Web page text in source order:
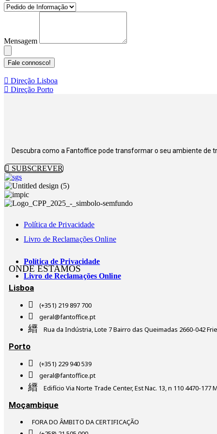
Mensagem
Fale connosco!
Direção Lisboa
Direção Porto
Descubra como a Fantoffice pode transformar o seu ambiente de
SUBSCREVER
Política de Privacidade
Livro de Reclamações Online
Política de Privacidade
Livro de Reclamações Online
ONDE ESTAMOS
Lisboa
(+351) 219 897 700
geral@fantoffice.pt
Rua da Indústria, Lote 7 Bairro das Queimadas 2660-042
Porto
(+351) 229 940 539
geral@fantoffice.pt
Edifício Via Norte Trade Center, Est Nac. 13, n 110 4470-177
Moçambique
FORA DO ÂMBITO DA CERTIFICAÇÃO